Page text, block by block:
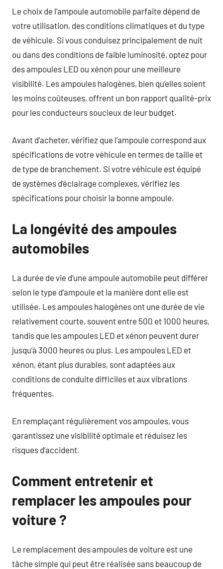
Le choix de l’ampoule automobile parfaite dépend de
votre utilisation, des conditions climatiques et du type
de véhicule. Si vous conduisez principalement de nuit
ou dans des conditions de faible luminosité, optez pour
des ampoules LED ou xénon pour une meilleure
visibilité. Les ampoules halogènes, bien qu’elles soient
les moins coûteuses, offrent un bon rapport qualité-prix
pour les conducteurs soucieux de leur budget.
Avant d’acheter, vérifiez que l’ampoule correspond aux
spécifications de votre véhicule en termes de taille et
de type de branchement. Si votre véhicule est équipé
de systèmes d’éclairage complexes, vérifiez les
spécifications pour choisir la bonne ampoule.
La longévité des ampoules
automobiles
La durée de vie d’une ampoule automobile peut différer
selon le type d’ampoule et la manière dont elle est
utilisée. Les ampoules halogènes ont une durée de vie
relativement courte, souvent entre 500 et 1000 heures,
tandis que les ampoules LED et xénon peuvent durer
jusqu’à 3000 heures ou plus. Les ampoules LED et
xénon, étant plus durables, sont adaptées aux
conditions de conduite difficiles et aux vibrations
fréquentes.
En remplaçant régulièrement vos ampoules, vous
garantissez une visibilité optimale et réduisez les
risques d’accident.
Comment entretenir et
remplacer les ampoules pour
voiture ?
Le remplacement des ampoules de voiture est une
tâche simple qui peut être réalisée sans beaucoup de